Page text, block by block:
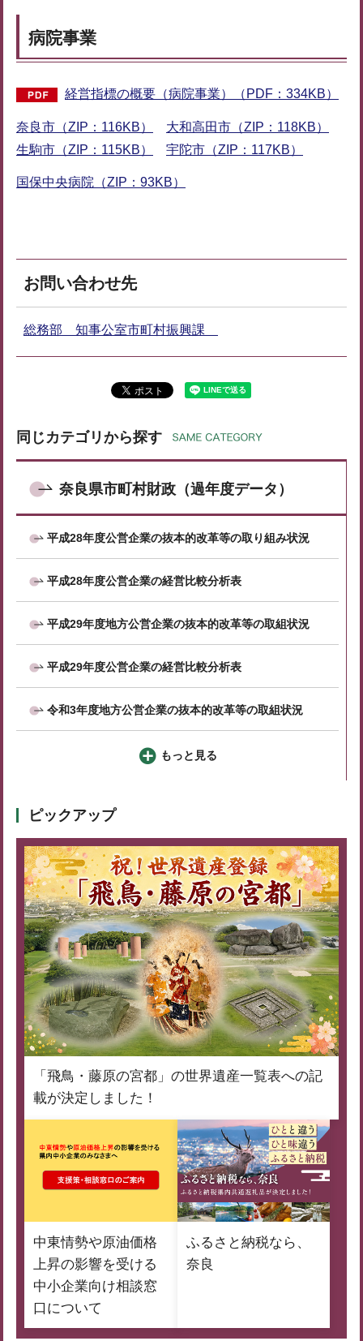
病院事業
経営指標の概要（病院事業）（PDF：334KB）
奈良市（ZIP：116KB）
大和高田市（ZIP：118KB）
生駒市（ZIP：115KB）
宇陀市（ZIP：117KB）
国保中央病院（ZIP：93KB）
お問い合わせ先
総務部 知事公室市町村振興課
同じカテゴリから探す
奈良県市町村財政（過年度データ）
平成28年度公営企業の抜本的改革等の取り組み状況
平成28年度公営企業の経営比較分析表
平成29年度地方公営企業の抜本的改革等の取組状況
平成29年度公営企業の経営比較分析表
令和3年度地方公営企業の抜本的改革等の取組状況
もっと見る
ピックアップ
「飛鳥・藤原の宮都」の世界遺産一覧表への記
載が決定しました！
中東情勢や原油価格
上昇の影響を受ける
中小企業向け相談窓
口について
ふるさと納税なら、
奈良